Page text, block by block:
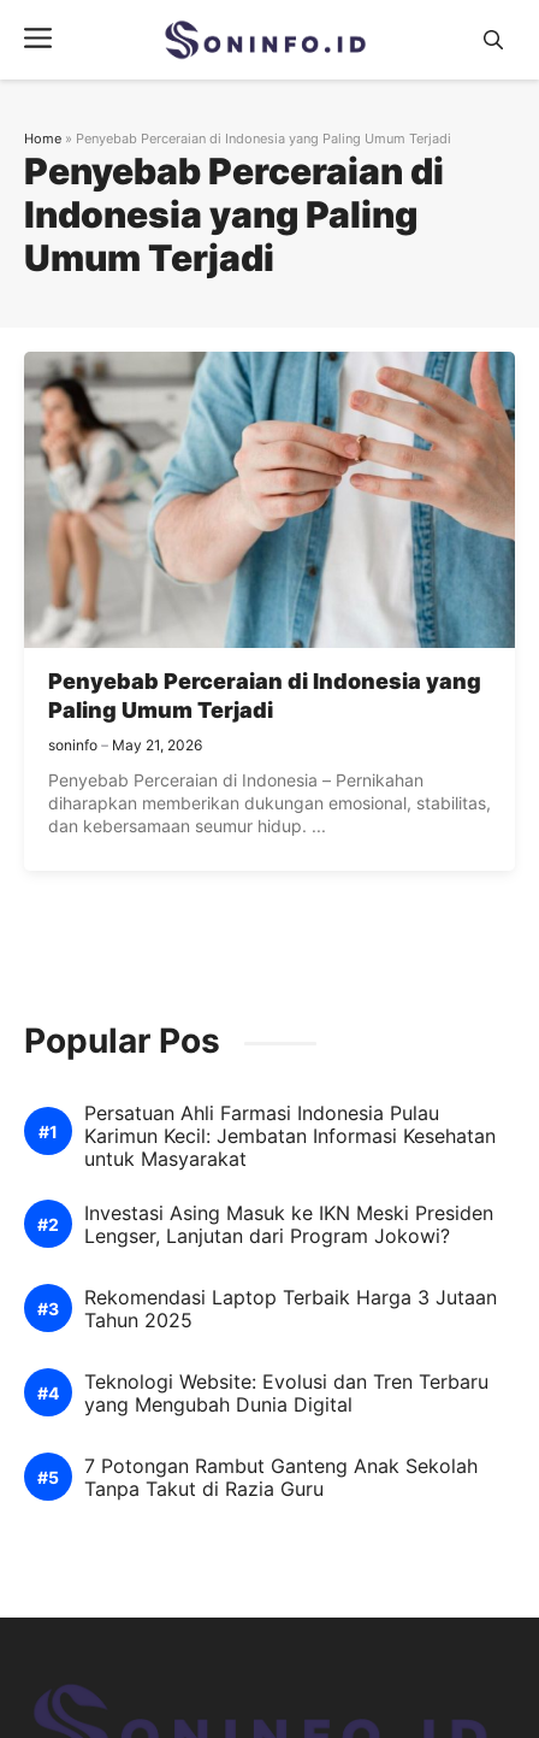
content
Menu
Penyebab Perceraian di
Indonesia yang Paling
Umum Terjadi
Home » Penyebab Perceraian di Indonesia yang Paling Umum Terjadi
Penyebab Perceraian di Indonesia yang
Paling Umum Terjadi
soninfo May 21, 2026
Penyebab Perceraian di Indonesia – Pernikahan
diharapkan memberikan dukungan emosional, stabilitas,
dan kebersamaan seumur hidup. ...
Popular Pos
Persatuan Ahli Farmasi Indonesia Pulau
Karimun Kecil: Jembatan Informasi Kesehatan
untuk Masyarakat
Investasi Asing Masuk ke IKN Meski Presiden
Lengser, Lanjutan dari Program Jokowi?
Rekomendasi Laptop Terbaik Harga 3 Jutaan
Tahun 2025
Teknologi Website: Evolusi dan Tren Terbaru
yang Mengubah Dunia Digital
7 Potongan Rambut Ganteng Anak Sekolah
Tanpa Takut di Razia Guru